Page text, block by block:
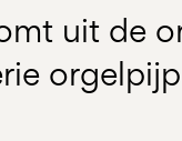
uit de